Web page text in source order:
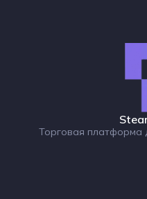
Торговая платформа